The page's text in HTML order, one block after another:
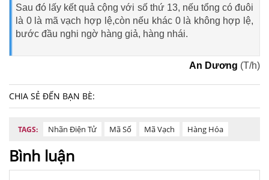
Sau đó lấy kết quả cộng với số thứ 13, nếu tổng có đuôi
là 0 là mã vạch hợp lệ,còn nếu khác 0 là không hợp lệ,
bước đầu nghi ngờ hàng giả, hàng nhái.
An Dương (T/h)
CHIA SẺ ĐẾN BẠN BÈ:
TAGS: Nhãn Điện Tử Mã Số Mã Vạch Hàng Hóa
Bình luận